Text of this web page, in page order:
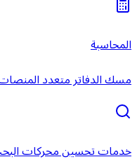
المحاسبة
مسك الدفاتر متعدد
خدمات تحسين محركات